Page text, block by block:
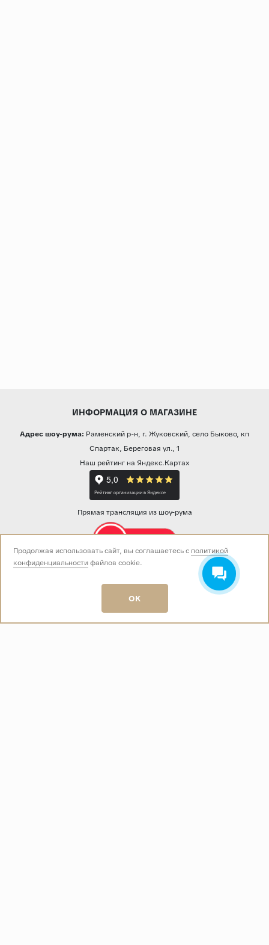
ИНФОРМАЦИЯ О МАГАЗИНЕ
Адрес шоу-рума: Раменский р-н, г. Жуковский, село Быково, кп
Спартак, Береговая ул., 1
Наш рейтинг на Яндекс.Картах
Прямая трансляция из шоу-рума
Звоните нам:
пн-вс 10:00 - 19:00
E-mail:
info@baza-plitki.ru
Продолжая использовать сайт, вы соглашаетесь с политикой
конфиденциальностифайлов cookie.
OK